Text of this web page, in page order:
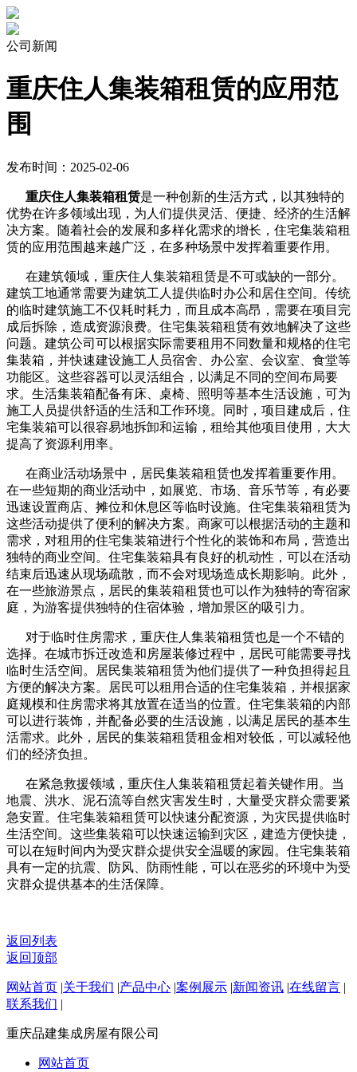
公司新闻
重庆住人集装箱租赁的应用范
围
发布时间：2025-02-06
重庆住人集装箱租赁是一种创新的生活方式，以其独特的
优势在许多领域出现，为人们提供灵活、便捷、经济的生活解
决方案。随着社会的发展和多样化需求的增长，住宅集装箱租
赁的应用范围越来越广泛，在多种场景中发挥着重要作用。
在建筑领域，重庆住人集装箱租赁是不可或缺的一部分。
建筑工地通常需要为建筑工人提供临时办公和居住空间。传统
的临时建筑施工不仅耗时耗力，而且成本高昂，需要在项目完
成后拆除，造成资源浪费。住宅集装箱租赁有效地解决了这些
问题。建筑公司可以根据实际需要租用不同数量和规格的住宅
集装箱，并快速建设施工人员宿舍、办公室、会议室、食堂等
功能区。这些容器可以灵活组合，以满足不同的空间布局要
求。生活集装箱配备有床、桌椅、照明等基本生活设施，可为
施工人员提供舒适的生活和工作环境。同时，项目建成后，住
宅集装箱可以很容易地拆卸和运输，租给其他项目使用，大大
提高了资源利用率。
在商业活动场景中，居民集装箱租赁也发挥着重要作用。
在一些短期的商业活动中，如展览、市场、音乐节等，有必要
迅速设置商店、摊位和休息区等临时设施。住宅集装箱租赁为
这些活动提供了便利的解决方案。商家可以根据活动的主题和
需求，对租用的住宅集装箱进行个性化的装饰和布局，营造出
独特的商业空间。住宅集装箱具有良好的机动性，可以在活动
结束后迅速从现场疏散，而不会对现场造成长期影响。此外，
在一些旅游景点，居民的集装箱租赁也可以作为独特的寄宿家
庭，为游客提供独特的住宿体验，增加景区的吸引力。
对于临时住房需求，重庆住人集装箱租赁也是一个不错的
选择。在城市拆迁改造和房屋装修过程中，居民可能需要寻找
临时生活空间。居民集装箱租赁为他们提供了一种负担得起且
方便的解决方案。居民可以租用合适的住宅集装箱，并根据家
庭规模和住房需求将其放置在适当的位置。住宅集装箱的内部
可以进行装饰，并配备必要的生活设施，以满足居民的基本生
活需求。此外，居民的集装箱租赁租金相对较低，可以减轻他
们的经济负担。
在紧急救援领域，重庆住人集装箱租赁起着关键作用。当
地震、洪水、泥石流等自然灾害发生时，大量受灾群众需要紧
急安置。住宅集装箱租赁可以快速分配资源，为灾民提供临时
生活空间。这些集装箱可以快速运输到灾区，建造方便快捷，
可以在短时间内为受灾群众提供安全温暖的家园。住宅集装箱
具有一定的抗震、防风、防雨性能，可以在恶劣的环境中为受
灾群众提供基本的生活保障。
返回列表
返回顶部
网站首页 |关于我们 |产品中心 |案例展示 |新闻资讯 |在线留言 |
联系我们 |
重庆品建集成房屋有限公司
网站首页